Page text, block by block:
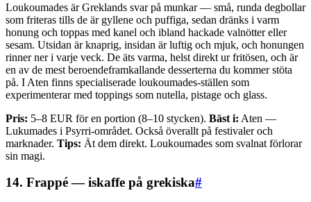
Loukoumades är Greklands svar på munkar — små, runda degbollar
som friteras tills de är gyllene och puffiga, sedan dränks i varm
honung och toppas med kanel och ibland hackade valnötter eller
sesam. Utsidan är knaprig, insidan är luftig och mjuk, och honungen
rinner ner i varje veck. De äts varma, helst direkt ur fritösen, och är
en av de mest beroendeframkallande desserterna du kommer stöta
på. I Aten finns specialiserade loukoumades-ställen som
experimenterar med toppings som nutella, pistage och glass.
Pris: 5–8 EUR för en portion (8–10 stycken). Bäst i: Aten —
Lukumades i Psyrri-området. Också överallt på festivaler och
marknader. Tips: Ät dem direkt. Loukoumades som svalnat förlorar
sin magi.
14. Frappé — iskaffe på grekiska#